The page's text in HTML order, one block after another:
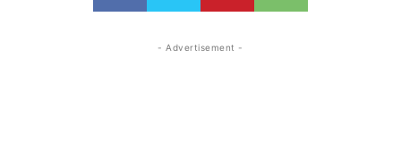
- Advertisement -